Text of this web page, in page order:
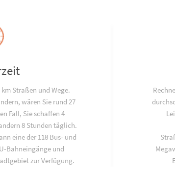
Straßen und Wege.
wären Sie rund 27
Fall, Sie schaffen 4
8 Stunden täglich.
eine der 118 Bus- und
Bahneingänge und
zur Verfügung.